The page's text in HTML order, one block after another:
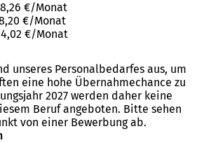
€/Monat
€/Monat
€/Monat
unseres Personalbedarfes aus, um
eine hohe Übernahmechance zu
2027 werden daher keine
Beruf angeboten. Bitte sehen
von einer Bewerbung ab.